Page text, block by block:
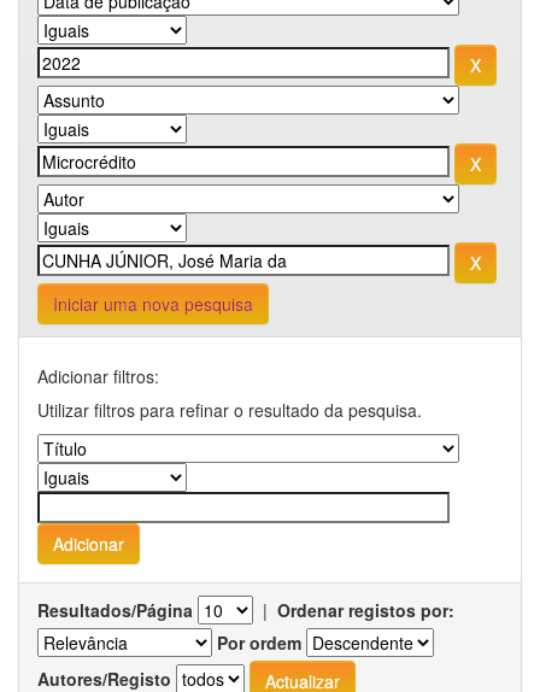
Iniciar uma nova pesquisa
Adicionar filtros:
Utilizar filtros para refinar o resultado da pesquisa.
Resultados/Página | Ordenar registos por:
Por ordem
Autores/Registo